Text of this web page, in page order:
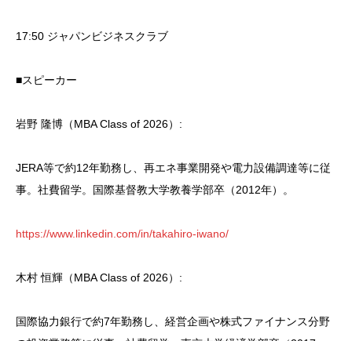
17:50 ジャパンビジネスクラブ
■スピーカー
岩野 隆博（MBA Class of 2026）:
JERA等で約12年勤務し、再エネ事業開発や電力設備調達等に従
事。社費留学。国際基督教大学教養学部卒（2012年）。
https://www.linkedin.com/in/takahiro-iwano/
木村 恒輝（MBA Class of 2026）:
国際協力銀行で約7年勤務し、経営企画や株式ファイナンス分野